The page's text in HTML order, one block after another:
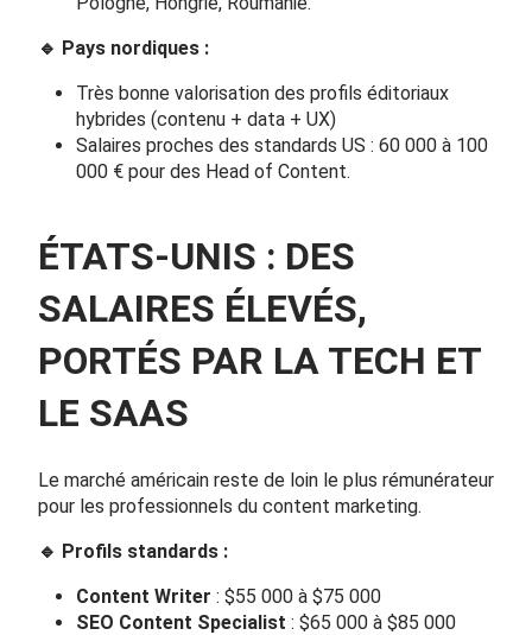
🔹 Pays nordiques :
Très bonne valorisation des profils éditoriaux
hybrides (contenu + data + UX)
Salaires proches des standards US : 60 000 à 100
000 € pour des Head of Content.
ÉTATS-UNIS : DES
SALAIRES ÉLEVÉS,
PORTÉS PAR LA TECH ET
LE SAAS
Le marché américain reste de loin le plus rémunérateur
pour les professionnels du content marketing.
🔹 Profils standards :
Content Writer : $55 000 à $75 000
SEO Content Specialist : $65 000 à $85 000